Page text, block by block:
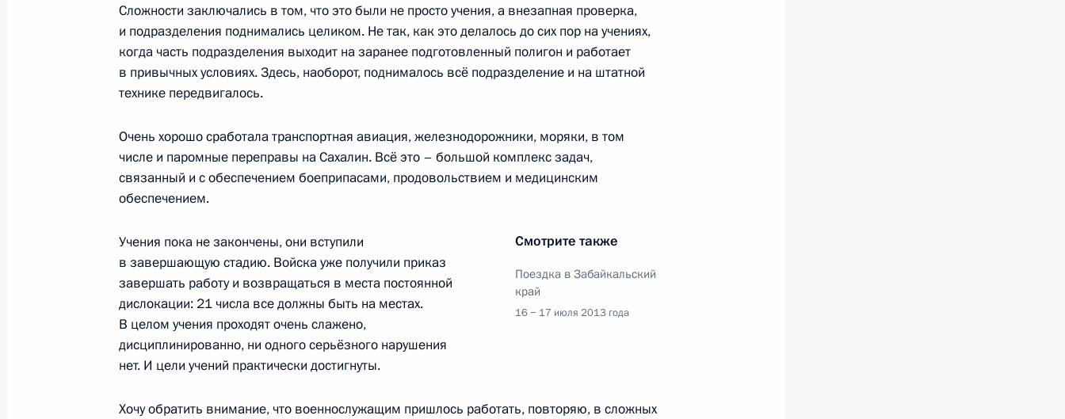
22 июля 2013 года, понедельник
Встреча с председателем правления компании «РусГидро»
Евгением Додом
22 июля 2013 года, 19:30
3
19 июля 2013 года, пятница
Встреча с участниками Универсиады в Казани
19 июля 2013 года, 18:30
Московская область, учебно-тренировочный центр
17 июля 2013 года, среда
военных округов
Сложности заключались в том, что это были не просто учения, а внезапная проверка,
и подразделения поднимались целиком. Не так, как это делалось до сих пор на учениях,
когда часть подразделения выходит на заранее подготовленный полигон и работает
в привычных условиях. Здесь, наоборот, поднималось всё подразделение и на штатной
технике передвигалось.
Очень хорошо сработала транспортная авиация, железнодорожники, моряки, в том
числе и паромные переправы на Сахалин. Всё это – большой комплекс задач,
связанный и с обеспечением боеприпасами, продовольствием и медицинским
обеспечением.
Смотрите также
Поездка в Забайкальский
край
16 − 17 июля 2013 года
Учения пока не закончены, они вступили
в завершающую стадию. Войска уже получили приказ
завершать работу и возвращаться в места постоянной
дислокации: 21 числа все должны быть на местах.
В целом учения проходят очень слажено,
дисциплинированно, ни одного серьёзного нарушения
нет. И цели учений практически достигнуты.
Хочу обратить внимание, что военнослужащим пришлось работать, повторяю, в сложных